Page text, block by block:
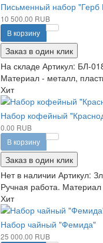
Письменный набор "Герб
10 500.00 RUB
В корзину
Заказ в один клик
На складе Артикул: БЛ-
Материал - металл,
Хит
Набор кофейный
0.00 RUB
В корзину
Заказ в один клик
Нет в наличии Артикул:
Ручная работа.
Хит
Набор чайный "Фемида"
25 000.00 RUB